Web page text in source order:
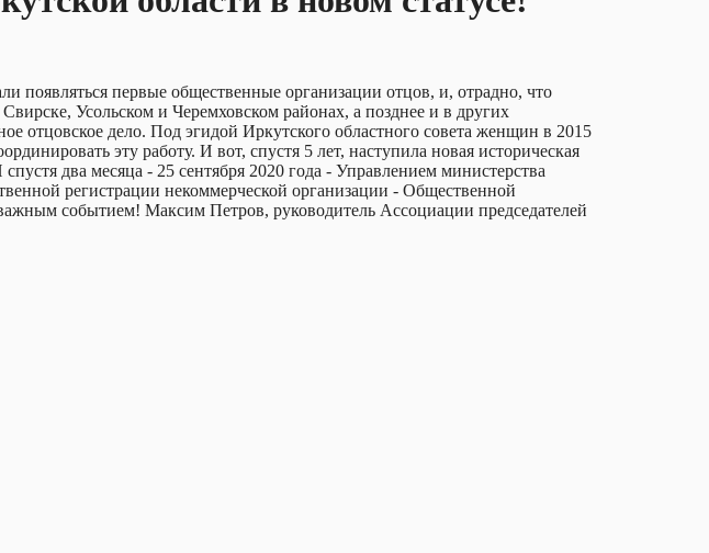
появляться первые общественные организации отцов, и, отрадно, что
Усольском и Черемховском районах, а позднее и в других
отцовское дело. Под эгидой Иркутского областного совета женщин в 2015
эту работу. И вот, спустя 5 лет, наступила новая историческая
два месяца - 25 сентября 2020 года - Управлением министерства
регистрации некоммерческой организации - Общественной
событием! Максим Петров, руководитель Ассоциации председателей